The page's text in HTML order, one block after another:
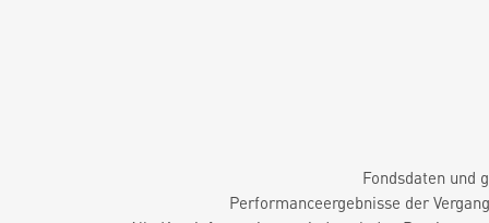
Fondsdaten und
Performanceergebnisse der